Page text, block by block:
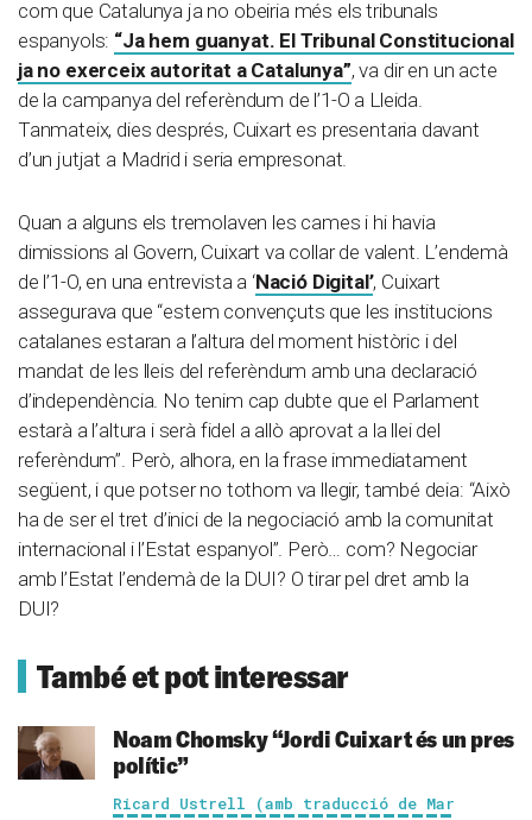
com que Catalunya ja no obeiria més els tribunals
espanyols: “Ja hem guanyat. El Tribunal Constitucional
ja no exerceix autoritat a Catalunya”, va dir en un acte
de la campanya del referèndum de l’1-O a Lleida.
Tanmateix, dies després, Cuixart es presentaria davant
d’un jutjat a Madrid i seria empresonat.
Quan a alguns els tremolaven les cames i hi havia
dimissions al Govern, Cuixart va collar de valent. L’endemà
de l’1-O, en una entrevista a ‘Nació Digital’, Cuixart
assegurava que “estem convençuts que les institucions
catalanes estaran a l’altura del moment històric i del
mandat de les lleis del referèndum amb una declaració
d’independència. No tenim cap dubte que el Parlament
estarà a l’altura i serà fidel a allò aprovat a la llei del
referèndum”. Però, alhora, en la frase immediatament
següent, i que potser no tothom va llegir, també deia: “Això
ha de ser el tret d’inici de la negociació amb la comunitat
internacional i l’Estat espanyol”. Però… com? Negociar
amb l’Estat l’endemà de la DUI? O tirar pel dret amb la
DUI?
També et pot interessar
Noam Chomsky“Jordi Cuixart és un pres
polític”
Ricard Ustrell (amb traducció de Mar